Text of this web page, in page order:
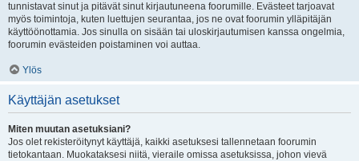
tunnistavat sinut ja pitävät sinut kirjautuneena foorumille. Evästeet tarjoavat
myös toimintoja, kuten luettujen seurantaa, jos ne ovat foorumin ylläpitäjän
käyttöönottamia. Jos sinulla on sisään tai uloskirjautumisen kanssa ongelmia,
foorumin evästeiden poistaminen voi auttaa.
Ylös
Käyttäjän asetukset
Miten muutan asetuksiani?
Jos olet rekisteröitynyt käyttäjä, kaikki asetuksesi tallennetaan foorumin
tietokantaan. Muokataksesi niitä, vieraile omissa asetuksissa, johon vievä